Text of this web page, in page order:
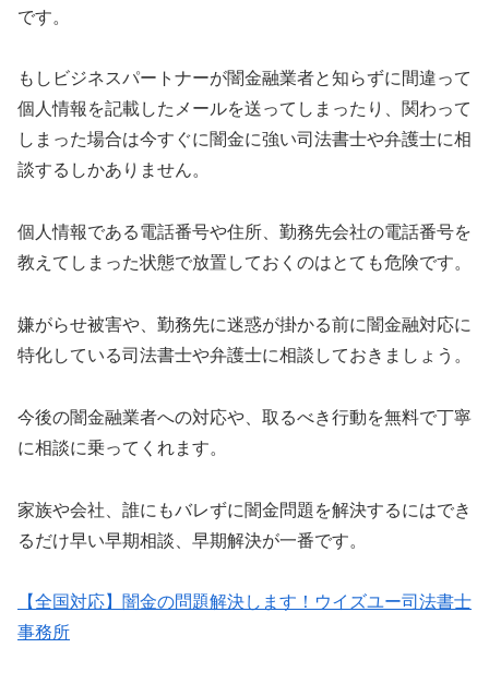
です。
もし ビジネスパートナーが闇金融業者と知らずに間違って
個人情報を記載したメールを送ってしまったり、関わって
しまった場合は今すぐに闇金に強い司法書士や弁護士に相
談するしかありません。
個人情報である電話番号や住所、勤務先会社の電話番号を
教えてしまった状態で放置しておくのはとても危険です。
嫌がらせ被害や、勤務先に迷惑が掛かる前に闇金融対応に
特化している司法書士や弁護士に相談しておきましょう。
今後の闇金融業者への対応や、取るべき行動を無料で丁寧
に相談に乗ってくれます。
家族や会社、誰にもバレずに闇金問題を解決するにはでき
るだけ早い早期相談、早期解決が一番です。
【全国対応】闇金の問題解決します！ウイズユー司法書士
事務所